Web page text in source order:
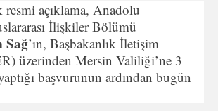
açıklama, Anadolu
İlişkiler Bölümü
Sağ’ın, Başbakanlık İletişim
üzerinden Mersin Valiliği’ne 3
başvurunun ardından bugün